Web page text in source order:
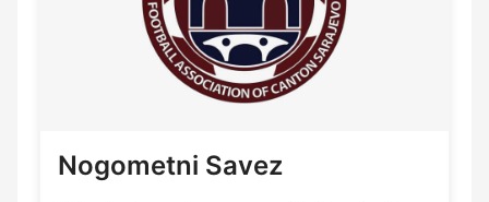
Nogometni Savez